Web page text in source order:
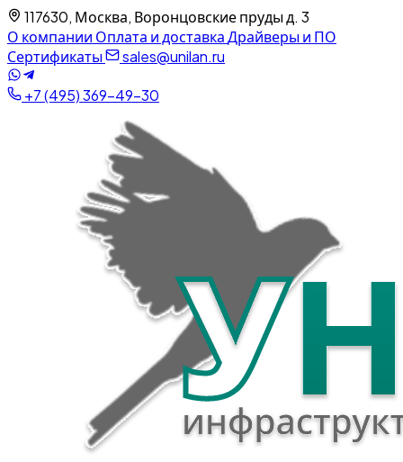
117630, Москва, Воронцовские пруды д. 3
О компании Оплата и доставкаДрайверы и ПО
Сертификаты
sales@unilan.ru
+7 (495) 369-49-30